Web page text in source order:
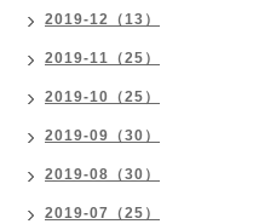
2019-12（13）
2019-11（25）
2019-10（25）
2019-09（30）
2019-08（30）
2019-07（25）